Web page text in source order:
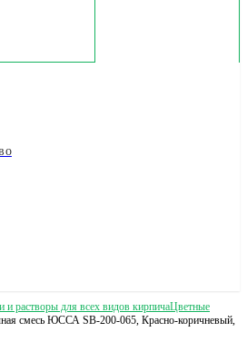
и растворы для всех видов кирпичаЦветные
смесь ЮССА SB-200-065, Красно-коричневый,